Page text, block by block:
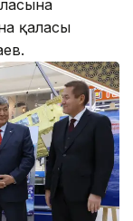
қаласы